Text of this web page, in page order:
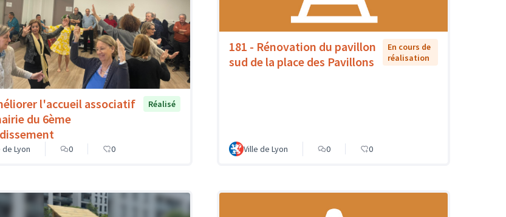
l'accueil associatif
du 6ème
Réalisé
de Lyon 0 0
181 - Rénovation du pavillon
sud de la place des Pavillons
En cours de
réalisation
Ville de Lyon 0 0